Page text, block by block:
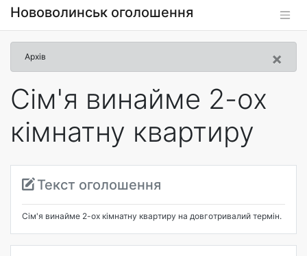
Нововолинськ оголошення
×
Архів
Сім'я винайме 2-ох
кімнатну квартиру
Текст оголошення
Сім'я винайме 2-ох кімнатну квартиру на довготривалий термін.